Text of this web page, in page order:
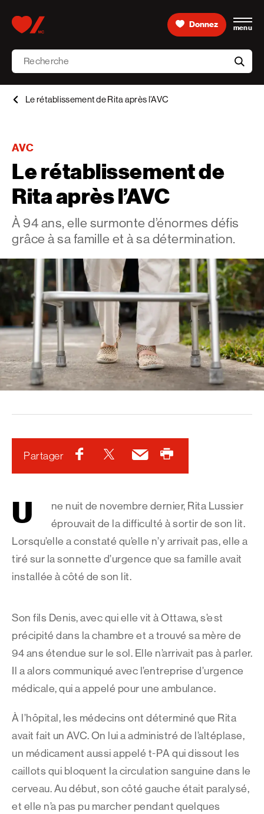
Donnez menu
Recherche
aria-
Le rétablissement de Rita après l’AVC
AVC
Le rétablissement de
Rita après l’AVC
À 94 ans, elle surmonte d’énormes défis
grâce à sa famille et à sa détermination.
Partager Facebook
TwitterCourriel
U
ne nuit de novembre dernier, Rita Lussier
éprouvait de la difficulté à sortir de son lit.
Lorsqu’elle a constaté qu’elle n’y arrivait pas, elle a
tiré sur la sonnette d’urgence que sa famille avait
installée à côté de son lit.
Son fils Denis, avec qui elle vit à Ottawa, s’est
précipité dans la chambre et a trouvé sa mère de
94 ans étendue sur le sol. Elle n’arrivait pas à parler.
Il a alors communiqué avec l’entreprise d’urgence
médicale, qui a appelé pour une ambulance.
À l’hôpital, les médecins ont déterminé que Rita
avait fait un AVC. On lui a administré de l’altéplase,
un médicament aussi appelé t-PA qui dissout les
caillots qui bloquent la circulation sanguine dans le
cerveau. Au début, son côté gauche était paralysé,
et elle n’a pas pu marcher pendant quelques